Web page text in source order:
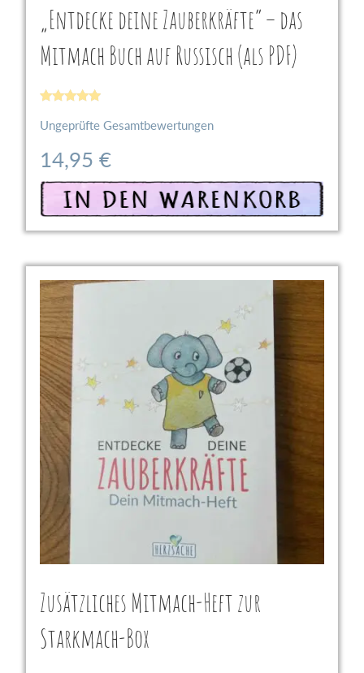
„Entdecke deine Zauberkräfte“ – das
Mitmach Buch auf Russisch (als PDF)
mit
4.9
Ungeprüfte Gesamtbewertungen
14,95 €
In den Warenkorb
Zusätzliches Mitmach-Heft zur
Starkmach-Box